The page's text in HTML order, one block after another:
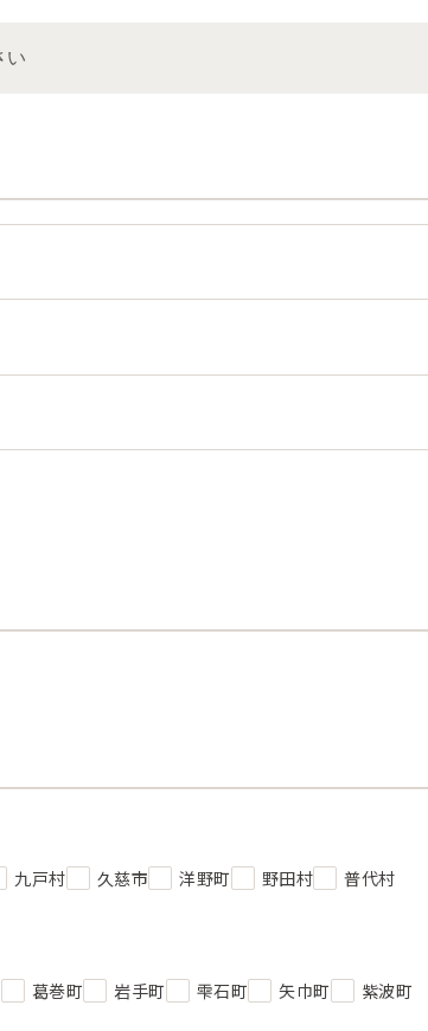
九戸村 久慈市 洋野町 野田村 普代村
葛巻町 岩手町 雫石町 矢巾町 紫波町